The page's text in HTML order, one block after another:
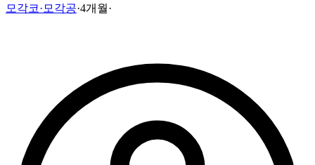
모각코·모각공·4개월·